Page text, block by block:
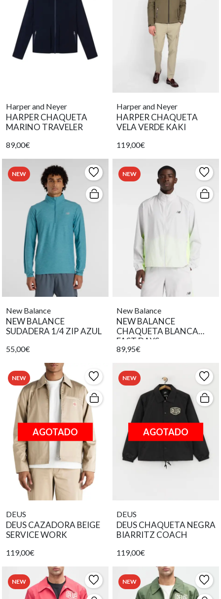
Harper and Neyer
HARPER CHAQUETA
MARINO TRAVELER
89,00€
Harper and Neyer
HARPER CHAQUETA
VELA VERDE KAKI
119,00€
NEW
New Balance
NEW BALANCE
SUDADERA 1/4 ZIP AZUL
55,00€
NEW
New Balance
NEW BALANCE
CHAQUETA BLANCA
FAST DAYS
89,95€
NEW
AGOTADO
DEUS
DEUS CAZADORA BEIGE
SERVICE WORK
119,00€
NEW
AGOTADO
DEUS
DEUS CHAQUETA NEGRA
BIARRITZ COACH
119,00€
NEW NEW